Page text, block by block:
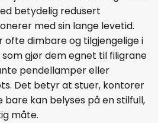
betydelig redusert
med sin lange levetid.
ofte dimbare og tilgjengelige i
gjør dem egnet til filigrane
pendellamper eller
Det betyr at stuer, kontorer
kan belyses på en stilfull,
måte.